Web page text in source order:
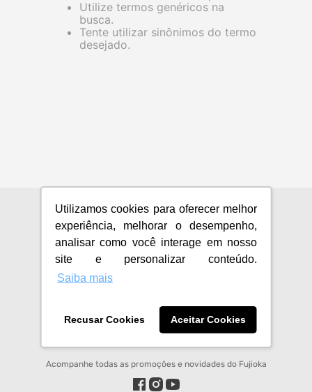
Utilizamos cookies para oferecer melhor
experiência, melhorar o desempenho,
analisar como você interage em nosso
site e personalizar conteúdo.
Saiba mais
Recusar Cookies Aceitar Cookies
Utilize termos genéricos na
busca.
Tente utilizar sinônimos do termo
desejado.
CENTRAL DE ATENDIMENTO
sac@fujioka.inf.br
Horário de Atendimento:
Segunda à Sexta 08:00 às 12:00 e 14:00 às 18:00;
Acompanhe todas as promoções e novidades do Fujioka